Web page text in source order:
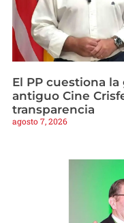
El PP cuestiona
antiguo Cine
transparencia
agosto 7, 2026